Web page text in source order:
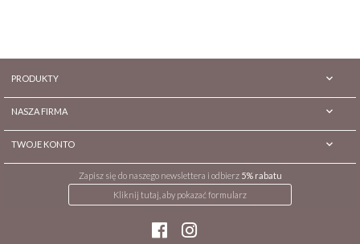
PRODUKTY 
NASZA FIRMA 
TWOJE KONTO 
Zapisz się do naszego newslettera i odbierz 5% rabatu
Kliknij tutaj, aby pokazać formularz